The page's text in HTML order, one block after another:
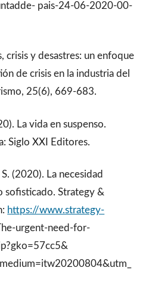
pais-24-06-2020-00-
crisis y desastres: un enfoque
de crisis en la industria del
25(6), 669-683.
La vida en suspenso.
Siglo XXI Editores.
(2020). La necesidad
sofisticado. Strategy &
https://www.strategy-
urgent-need-for-